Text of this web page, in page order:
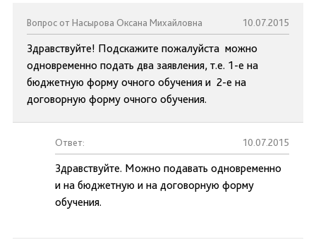
Вопрос от Насырова Оксана Михайловна 10.07.2015
Здравствуйте! Подскажите пожалуйста можно
одновременно подать два заявления, т.е. 1-е на
бюджетную форму очного обучения и 2-е на
договорную форму очного обучения.
Ответ: 10.07.2015
Здравствуйте. Можно подавать одновременно
и на бюджетную и на договорную форму
обучения.